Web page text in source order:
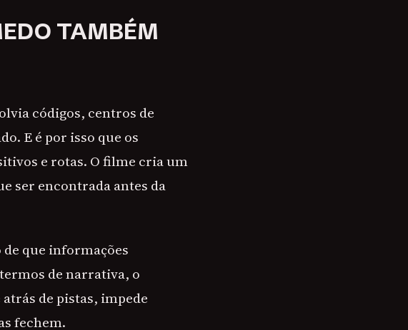
TAMBÉM
códigos, centros de
E é por isso que os
e rotas. O filme cria um
ser encontrada antes da
de que informações
de narrativa, o
de pistas, impede
fechem.